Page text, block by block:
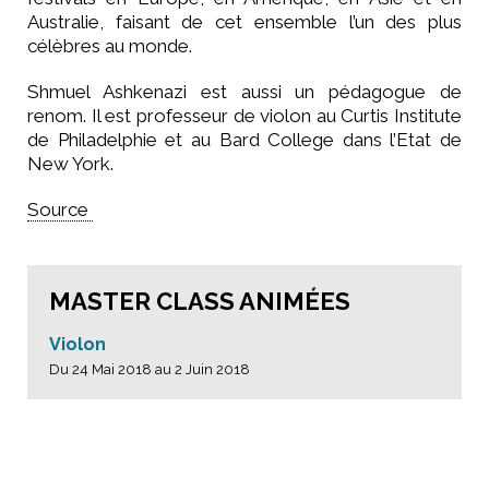
Australie, faisant de cet ensemble l’un des plus
célèbres au monde.
Shmuel Ashkenazi est aussi un pédagogue de
renom. Il est professeur de violon au Curtis Institute
de Philadelphie et au Bard College dans l’Etat de
New York.
Source
MASTER CLASS ANIMÉES
Violon
Du 24 Mai 2018 au 2 Juin 2018